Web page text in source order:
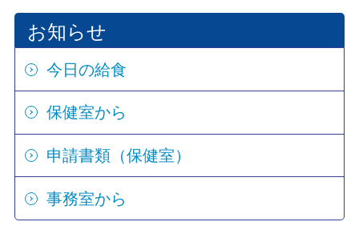
お知らせ
今日の給食
保健室から
申請書類（保健室）
事務室から